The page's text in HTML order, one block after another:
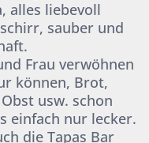
alles liebevoll
sauber und
Frau verwöhnen
können, Brot,
usw. schon
einfach nur lecker.
die Tapas Bar